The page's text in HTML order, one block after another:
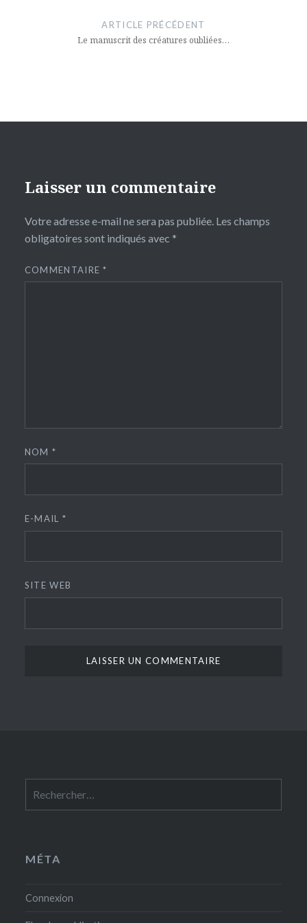
ARTICLE PRÉCÉDENT
Le manuscrit des créatures oubliées…
Laisser un commentaire
Votre adresse e-mail ne sera pas publiée. Les champs
obligatoires sont indiqués avec *
COMMENTAIRE*
NOM*
E-MAIL *
SITE WEB
MÉTA
Connexion